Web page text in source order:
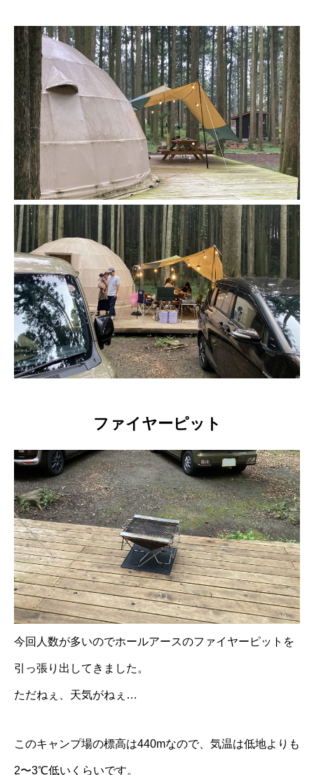
ファイヤーピット
今回人数が多いのでホールアースのファイヤーピットを
引っ張り出してきました。
ただねぇ、天気がねぇ…
このキャンプ場の標高は440mなので、気温は低地よりも
2〜3℃低いくらいです。